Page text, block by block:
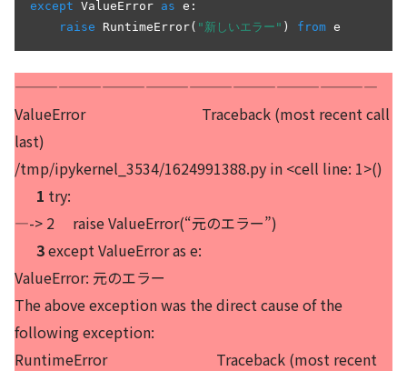
except ValueError as e:
raise RuntimeError( "新しいエラー" ) from
—————————————————————————
ValueError Traceback (most recent call
last)
/tmp/ipykernel_3534/1624991388.py in <cell line: 1>()
1 try:
—-> 2 raise ValueError(“元のエラー”)
3except ValueError as e:
ValueError: 元のエラー
The above exception was the direct cause of the
following exception:
RuntimeError Traceback (most recent